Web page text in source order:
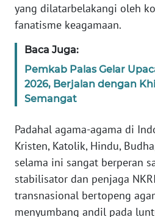
yang dilatarbelakangi oleh
fanatisme keagamaan.
Baca Juga:
Pemkab Palas Gelar
2026, Berjalan dengan
Semangat
Padahal agama-agama di
Kristen, Katolik, Hindu,
selama ini sangat berperan
stabilisator dan penjaga
transnasional bertopeng
menyumbang andil pada
PAPUA
WN
BARAT
WN
SERAMBI
WN
JAMBI